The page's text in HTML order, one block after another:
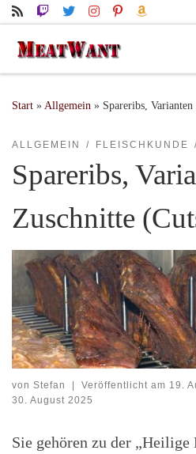
Zum Inhalt springen
Start » Allgemein » Spareribs,
ALLGEMEIN FLEISCHKUNDE
Spareribs,
Zuschnitte
von Stefan Veröffentlicht am 19.
30. August 2025
Sie gehören zu der